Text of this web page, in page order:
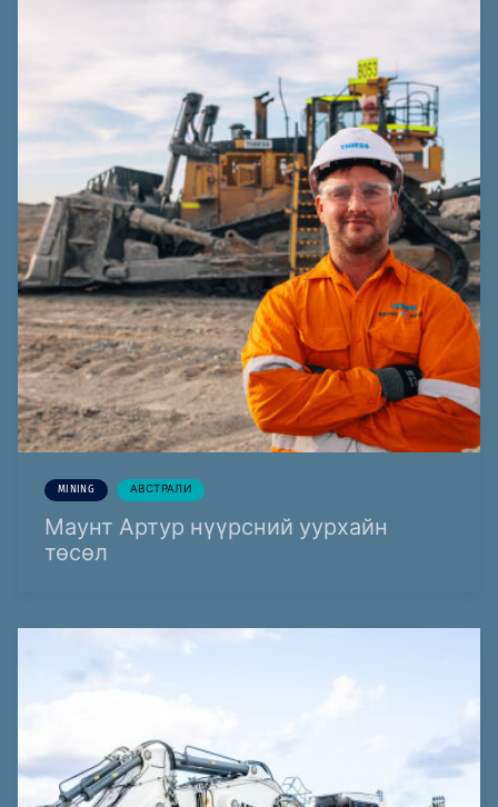
MINING АВСТРАЛИ
Маунт Артур нүүрсний уурхайн
төсөл